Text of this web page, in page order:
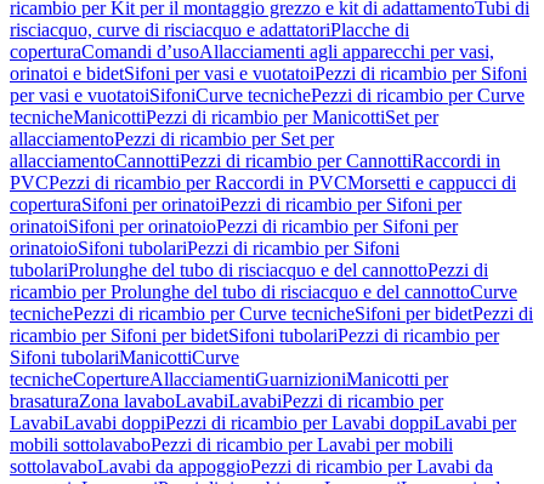
ricambio per Kit per il montaggio grezzo e kit di adattamentoTubi di
risciacquo, curve di risciacquo e adattatoriPlacche di
coperturaComandi d’usoAllacciamenti agli apparecchi per vasi,
orinatoi e bidetSifoni per vasi e vuotatoiPezzi di ricambio per Sifoni
per vasi e vuotatoiSifoniCurve tecnichePezzi di ricambio per Curve
tecnicheManicottiPezzi di ricambio per ManicottiSet per
allacciamentoPezzi di ricambio per Set per
allacciamentoCannottiPezzi di ricambio per CannottiRaccordi in
PVCPezzi di ricambio per Raccordi in PVCMorsetti e cappucci di
coperturaSifoni per orinatoiPezzi di ricambio per Sifoni per
orinatoiSifoni per orinatoioPezzi di ricambio per Sifoni per
orinatoioSifoni tubolariPezzi di ricambio per Sifoni
tubolariProlunghe del tubo di risciacquo e del cannottoPezzi di
ricambio per Prolunghe del tubo di risciacquo e del cannottoCurve
tecnichePezzi di ricambio per Curve tecnicheSifoni per bidetPezzi di
ricambio per Sifoni per bidetSifoni tubolariPezzi di ricambio per
Sifoni tubolariManicottiCurve
tecnicheCopertureAllacciamentiGuarnizioniManicotti per
brasaturaZona lavaboLavabiLavabiPezzi di ricambio per
LavabiLavabi doppiPezzi di ricambio per Lavabi doppiLavabi per
mobili sottolavaboPezzi di ricambio per Lavabi per mobili
sottolavaboLavabi da appoggioPezzi di ricambio per Lavabi da